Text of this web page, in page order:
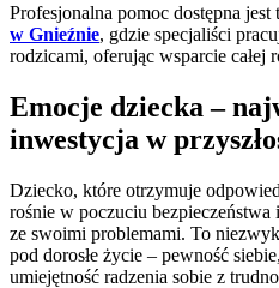
Profesjonalna pomoc dostępna
w Gnieźnie, gdzie specjaliści
rodzicami, oferując wsparcie całej
Emocje dziecka –
inwestycja w
Dziecko, które otrzymuje
rośnie w poczuciu
ze swoimi problemami. To
pod dorosłe życie – pewność
umiejętność radzenia sobie z